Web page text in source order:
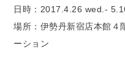
日時：2017.4.26 wed.-
場所：伊勢丹新宿店本館４
ーション